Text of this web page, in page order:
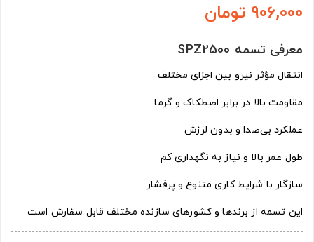
906,000 تومان
معرفی تسمه SPZ2500
انتقال مؤثر نیرو بین اجزای مختلف
مقاومت بالا در برابر اصطکاک و گرما
عملکرد بی‌صدا و بدون لرزش
طول عمر بالا و نیاز به نگهداری کم
سازگار با شرایط کاری متنوع و پرفشار
این تسمه از برندها و کشورهای سازنده مختلف قابل سفارش است